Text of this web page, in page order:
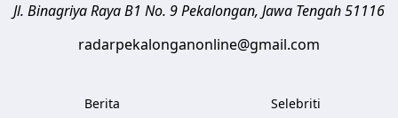
Jl. Binagriya Raya B1 No. 9Pekalongan, Jawa Tengah51116
radarpekalonganonline@gmail.com
Berita
Selebriti